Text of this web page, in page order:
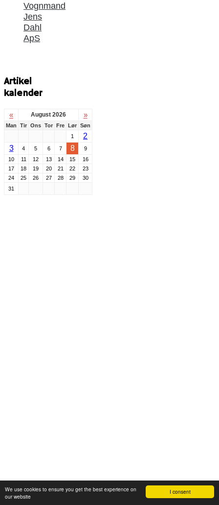
I consent
We use cookies to ensure you get the best experience on
our website
Vognmand
Jens
Dahl
ApS
Artikel
kalender
« August 2026 »
Man Tir Ons Tor Fre Lør Søn
1
2
3
4 5 6 7 8
9
10
11 12 13 14 15
16
17
18 19 20 21 22
23
24
25 26 27 28 29
30
31